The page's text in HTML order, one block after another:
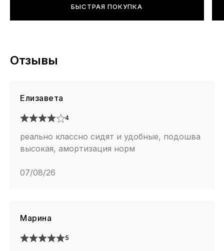
БЫСТРАЯ ПОКУПКА
Отзывы
Елизавета
4
реально классно сидят и удобные, подошва
высокая, амортизация норм
07/08/26
Марина
5